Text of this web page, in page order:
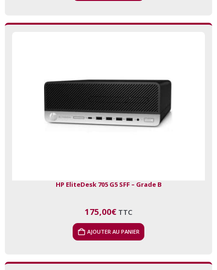
HP EliteDesk 705 G5 SFF – Grade B
175,00€ TTC
AJOUTER AU PANIER